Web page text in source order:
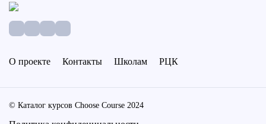
О проекте Контакты Школам РЦК
© Каталог курсов Choose Course 2024